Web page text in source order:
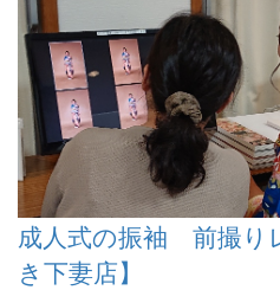
成人式の振袖 前撮り
き下妻店】